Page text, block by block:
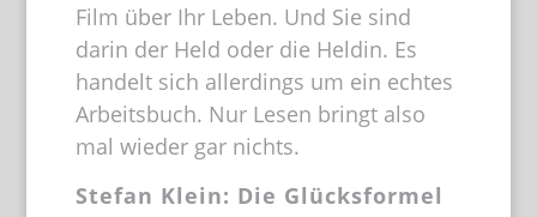
Film über Ihr Leben. Und Sie sind
darin der Held oder die Heldin. Es
handelt sich allerdings um ein echtes
Arbeitsbuch. Nur Lesen bringt also
mal wieder gar nichts.
Stefan Klein: Die Glücksformel